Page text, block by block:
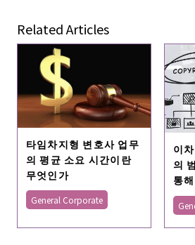
Related Articles
타임차지형 변호사 업무
의 평균 소요 시간이란
무엇인가
General Corporate
이
의
통